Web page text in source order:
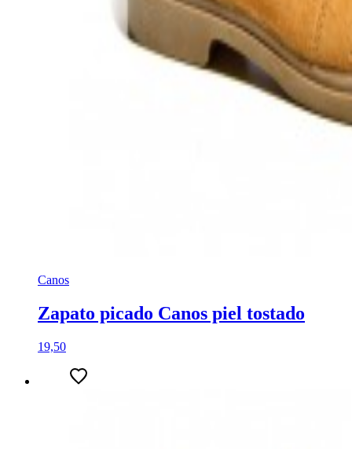
Canos
Zapato picado Canos piel tostado
19,50